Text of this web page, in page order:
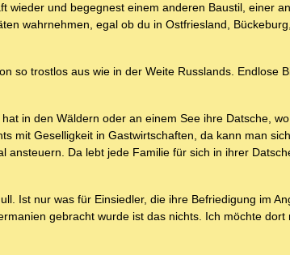
und begegnest einem anderen Baustil, einer
wahrnehmen, egal ob du in Ostfriesland,
so trostlos aus wie in der Weite Russlands. Endlose
in den Wäldern oder an einem See ihre Datsche,
mit Geselligkeit in Gastwirtschaften, da kann man
Da lebt jede Familie für sich in ihrer
Ist nur was für Einsiedler, die ihre Befriedigung im
gebracht wurde ist das nichts. Ich möchte dort